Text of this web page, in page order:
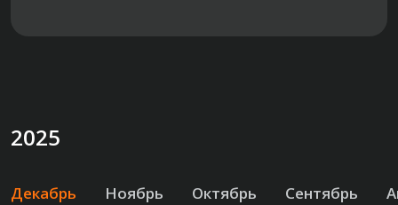
2025
Декабрь Ноябрь Октябрь Сентябрь